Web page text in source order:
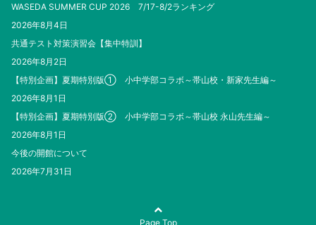
WASEDA SUMMER CUP 2026 7/17-8/2ランキング
2026年8月4日
共通テスト対策演習会【集中特訓】
2026年8月2日
【特別企画】夏期特別版① 小中学部コラボ～帯山校・新家先生編～
2026年8月1日
【特別企画】夏期特別版② 小中学部コラボ～帯山校 永山先生編～
2026年8月1日
今後の開館について
2026年7月31日
Page Top